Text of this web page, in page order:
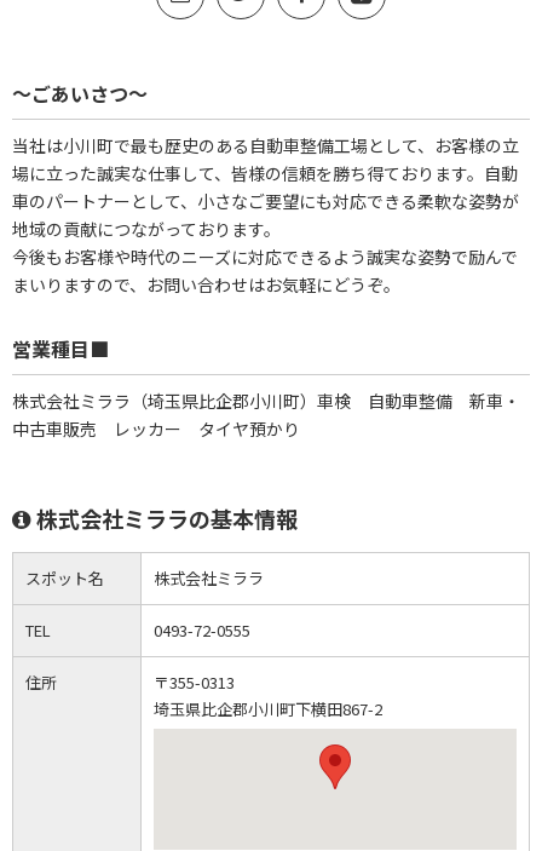
～ごあいさつ～
当社は小川町で最も歴史のある自動車整備工場として、お客様の立
場に立った誠実な仕事して、皆様の信頼を勝ち得ております。自動
車のパートナーとして、小さなご要望にも対応できる柔軟な姿勢が
地域の貢献につながっております。
今後もお客様や時代のニーズに対応できるよう誠実な姿勢で励んで
まいりますので、お問い合わせはお気軽にどうぞ。
営業種目■
株式会社ミララ（埼玉県比企郡小川町）車検 自動車整備 新車・
中古車販売 レッカー タイヤ預かり
株式会社ミララの基本情報
スポット名 株式会社ミララ
TEL 0493-72-0555
住所
〒355-0313
埼玉県比企郡小川町下横田867-2